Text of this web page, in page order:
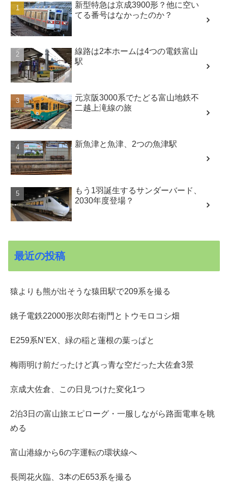
新型特急は京成3900形？他に空い
てる番号はなかったのか？
線路は2本ホームは4つの電鉄富山
駅
元京阪3000系でたどる富山地鉄不
二越上滝線の旅
新魚津と魚津、2つの魚津駅
もう1羽誕生するサンダーバード、
2030年度登場？
最近の投稿
猿よりも熊が出そうな猿田駅で209系を撮る
銚子電鉄22000形次郎右衛門とトウモロコシ畑
E259系N’EX、緑の稲と蓮根の葉っぱと
梅雨明け前だったけど真っ青な空だった大佐倉3景
京成大佐倉、この日見つけた変化1つ
2泊3日の富山旅エピローグ・一服しながら路面電車を眺
める
富山港線から6の字運転の環状線へ
長岡花火臨、3本のE653系を撮る